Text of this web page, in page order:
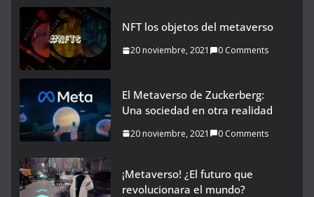
NFT los objetos del metaverso
20 noviembre, 2021 0 Comments
El Metaverso de Zuckerberg:
Una sociedad en otra realidad
20 noviembre, 2021 0 Comments
¡Metaverso! ¿El futuro que
revolucionara el mundo?